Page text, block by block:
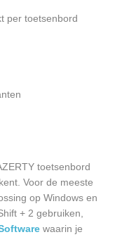
per toetsenbord
toetsenbord
Voor de meeste
op Windows en
+ 2 gebruiken,
waarin je